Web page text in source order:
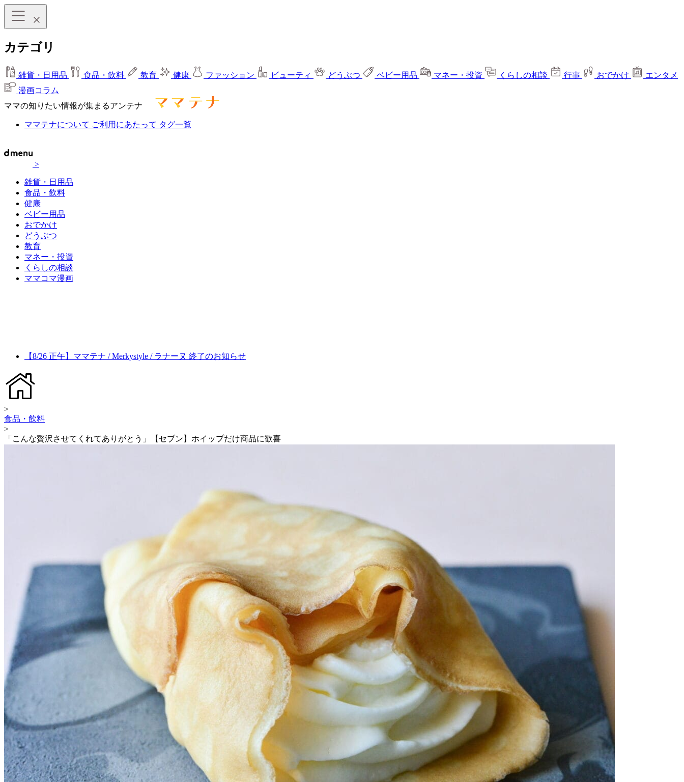
カテゴリ
雑貨・日用品 食品・飲料 教育 健康 ファッション ビューティ どうぶつ ベビー用品 マネー・投資 くらしの相談 行事 おでかけ
エンタメ
漫画コラム
ママの知りたい情報が集まるアンテナ
ママテナについて ご利用にあたって タグ一覧
>
雑貨・日用品
食品・飲料
健康
ベビー用品
おでかけ
どうぶつ
教育
マネー・投資
くらしの相談
ママコマ漫画
【8/26 正午】ママテナ / Merkystyle / ラナーヌ 終了のお知らせ
>
食品・飲料
>
「こんな贅沢させてくれてありがとう」【セブン】ホイップだけ商品に歓喜